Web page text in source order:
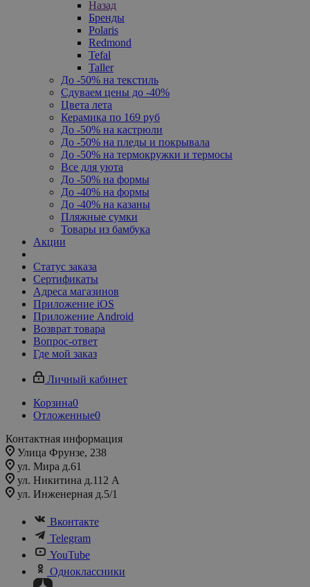
Назад
Бренды
Polaris
Redmond
Tefal
Taller
До -50% на текстиль
Сдуваем цены до -40%
Цвета лета
Керамика по 169 руб
До -50% на кастрюли
До -50% на пледы и покрывала
До -50% на термокружки и термосы
Все для уюта
До -50% на формы
До -40% на формы
До -40% на казаны
Пляжные сумки
Товары из бамбука
Акции
Статус заказа
Сертификаты
Адреса магазинов
Приложение iOS
Приложение Android
Возврат товара
Вопрос-ответ
Где мой заказ
Личный кабинет
Корзина0
Отложенные0
Контактная информация
Улица Фрунзе, 238​
ул. Мира д.61
ул. Никитина д.112 А
ул. Инженерная д.5/1
Вконтакте
Telegram
YouTube
Одноклассники